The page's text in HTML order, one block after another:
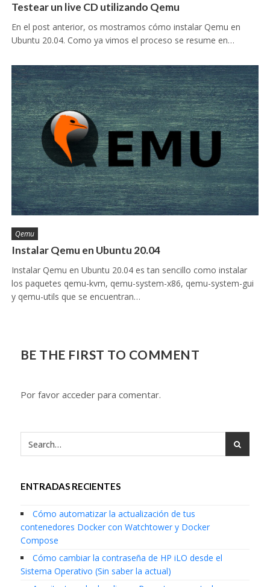
Testear un live CD utilizando Qemu
En el post anterior, os mostramos cómo instalar Qemu en
Ubuntu 20.04. Como ya vimos el proceso se resume en…
Qemu
Instalar Qemu en Ubuntu 20.04
Instalar Qemu en Ubuntu 20.04 es tan sencillo como instalar
los paquetes qemu-kvm, qemu-system-x86, qemu-system-gui
y qemu-utils que se encuentran…
BE THE FIRST TO COMMENT
Por favor acceder para comentar.
ENTRADAS RECIENTES
Cómo automatizar la actualización de tus
contenedores Docker con Watchtower y Docker
Compose
Cómo cambiar la contraseña de HP iLO desde el
Sistema Operativo (Sin saber la actual)